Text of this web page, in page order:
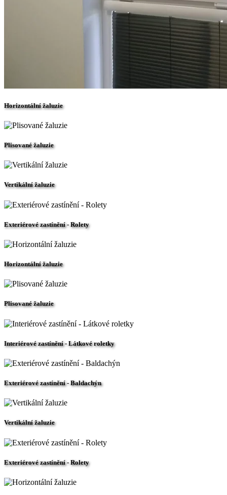
Horizontální žaluzie
Plisované žaluzie
Vertikální žaluzie
Exteriérové zastínění - Rolety
Horizontální žaluzie
Plisované žaluzie
Interiérové zastínění - Látkové roletky
Exteriérové zastínění - Baldachýn
Vertikální žaluzie
Exteriérové zastínění - Rolety